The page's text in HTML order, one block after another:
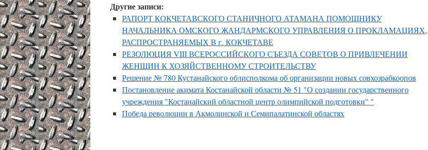
Другие записи:
РАПОРТ КОКЧЕТАВСКОГО СТАНИЧНОГО АТАМАНА ПОМОЩНИКУ
НАЧАЛЬНИКА ОМСКОГО ЖАНДАРМСКОГО УПРАВЛЕНИЯ О ПРОКЛАМАЦИЯХ,
РАСПРОСТРАНЯЕМЫХ В г. КОКЧЕТАВЕ
РЕЗОЛЮЦИЯ VIII ВСЕРОССИЙСКОГО СЪЕЗДА СОВЕТОВ О ПРИВЛЕЧЕНИИ
ЖЕНЩИН К ХОЗЯЙСТВЕННОМУ СТРОИТЕЛЬСТВУ
Решение № 780 Кустанайского облисполкома об организации новых совхозрабкоопов
Постановление акимата Костанайской области № 51 "О создании государственного
учреждения "Костанайский областной центр олимпийской подготовки" "
Победа революции в Акмолинской и Семипалатинской областях